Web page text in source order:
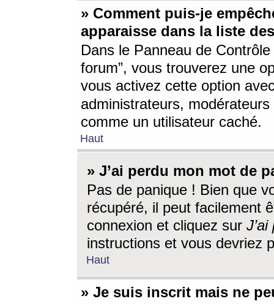
» Comment puis-je
apparaisse dans la liste
Dans le Panneau de
forum”, vous trouverez une
vous activez cette option
administrateurs,
comme un utilisateur caché.
Haut
» J’ai perdu mon mot de
Pas de panique ! Bien que
récupéré, il peut facilement
connexion et cliquez sur
instructions et vous devriez
Haut
» Je suis inscrit mais ne